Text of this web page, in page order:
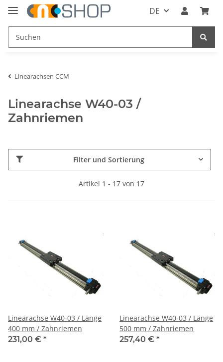
DE
Linearachsen CCM
Linearachse W40-03 /
Zahnriemen
Filter und Sortierung
Artikel 1 - 17 von 17
Linearachse W40-03 / Länge
400 mm / Zahnriemen
231,00 € *
Linearachse W40-03 / Länge
500 mm / Zahnriemen
257,40 € *